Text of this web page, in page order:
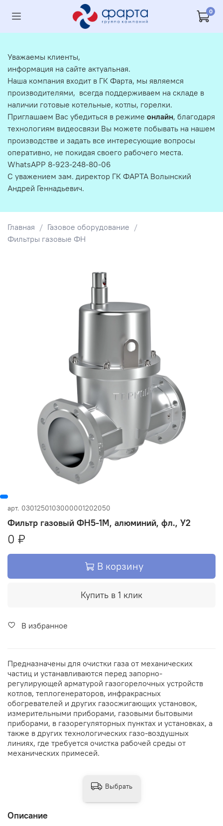
0
Главная
Газовое оборудование
Фильтры газовые ФН
арт. 0301250103000001202050
Фильтр газовый ФН5-1М, алюминий, фл., У2
0 ₽
В корзину
Купить в 1 клик
В избранное
Предназначены для очистки газа от механических
частиц и устанавливаются перед запорно-
регулирующей арматурой газогорелочных устройств
котлов, теплогенераторов, инфракрасных
обогревателей и других газосжигающих установок,
измерительными приборами, газовыми бытовыми
приборами, в газорегуляторных пунктах и установках, а
также в других технологических газо-воздушных
линиях, где требуется очистка рабочей среды от
механических примесей.
Описание
Выбрать
Уважаемы клиенты,
информация на сайте актуальная.
Наша компания входит в ГК Фарта, мы являемся
производителями, всегда поддерживаем на складе в
наличии готовые котельные, котлы, горелки.
Приглашаем Вас убедиться в режиме онлайн, благодаря
технологиям видеосвязи Вы можете побывать на нашем
производстве и задать все интересующие вопросы
оперативно, не покидая своего рабочего места.
WhatsAPP 8-923-248-80-06
С уважением зам. директор ГК ФАРТА Волынский
Андрей Геннадьевич.